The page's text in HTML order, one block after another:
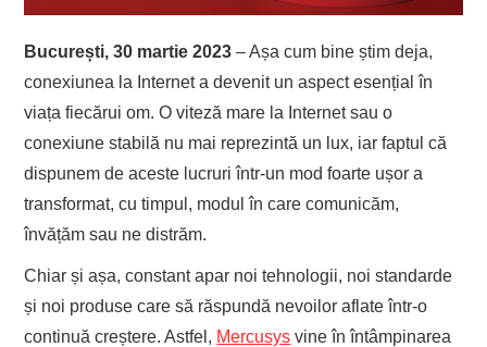
TECH
BICICLETE
București, 30 martie 2023 – Așa cum bine știm deja,
conexiunea la Internet a devenit un aspect esențial în
viața fiecărui om. O viteză mare la Internet sau o
conexiune stabilă nu mai reprezintă un lux, iar faptul că
dispunem de aceste lucruri într-un mod foarte ușor a
transformat, cu timpul, modul în care comunicăm,
învățăm sau ne distrăm.
Chiar și așa, constant apar noi tehnologii, noi standarde
și noi produse care să răspundă nevoilor aflate într-o
continuă creștere. Astfel, Mercusys vine în întâmpinarea